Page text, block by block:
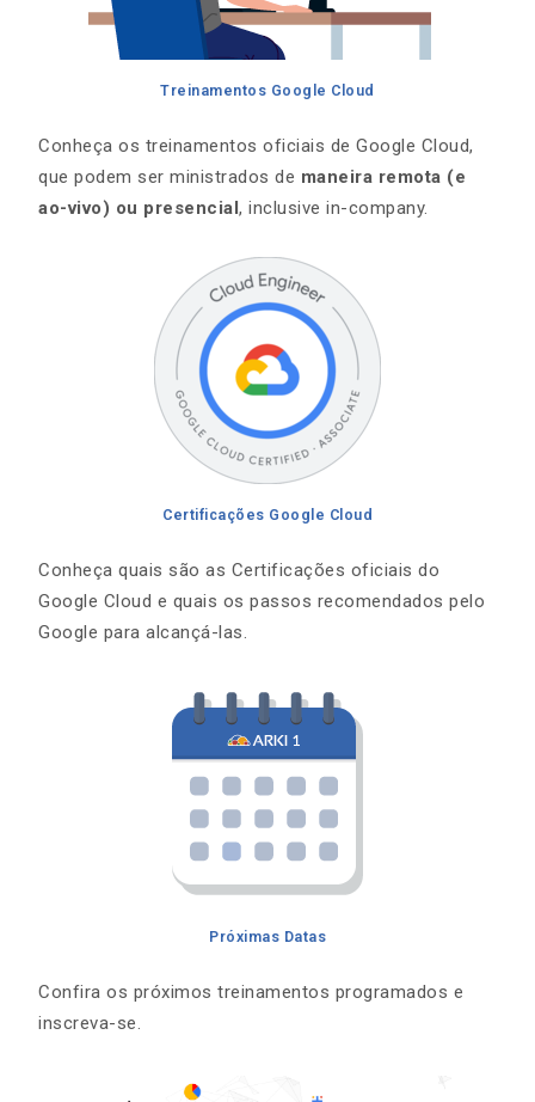
Treinamentos Google Cloud
Conheça os treinamentos oficiais de Google Cloud,
que podem ser ministrados de maneira remota (e
ao-vivo) ou presencial, inclusive in-company.
Certificações Google Cloud
Conheça quais são as Certificações oficiais do
Google Cloud e quais os passos recomendados pelo
Google para alcançá-las.
Próximas Datas
Confira os próximos treinamentos programados e
inscreva-se.